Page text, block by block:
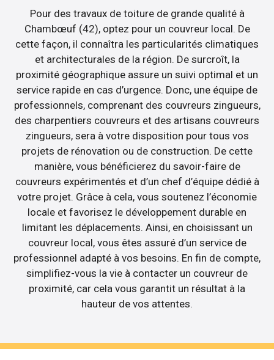
Pour des travaux de toiture de grande qualité à
Chambœuf (42), optez pour un couvreur local. De
cette façon, il connaîtra les particularités climatiques
et architecturales de la région. De surcroît, la
proximité géographique assure un suivi optimal et un
service rapide en cas d’urgence. Donc, une équipe de
professionnels, comprenant des couvreurs zingueurs,
des charpentiers couvreurs et des artisans couvreurs
zingueurs, sera à votre disposition pour tous vos
projets de rénovation ou de construction. De cette
manière, vous bénéficierez du savoir-faire de
couvreurs expérimentés et d’un chef d’équipe dédié à
votre projet. Grâce à cela, vous soutenez l’économie
locale et favorisez le développement durable en
limitant les déplacements. Ainsi, en choisissant un
couvreur local, vous êtes assuré d’un service de
professionnel adapté à vos besoins. En fin de compte,
simplifiez-vous la vie à contacter un couvreur de
proximité, car cela vous garantit un résultat à la
hauteur de vos attentes.